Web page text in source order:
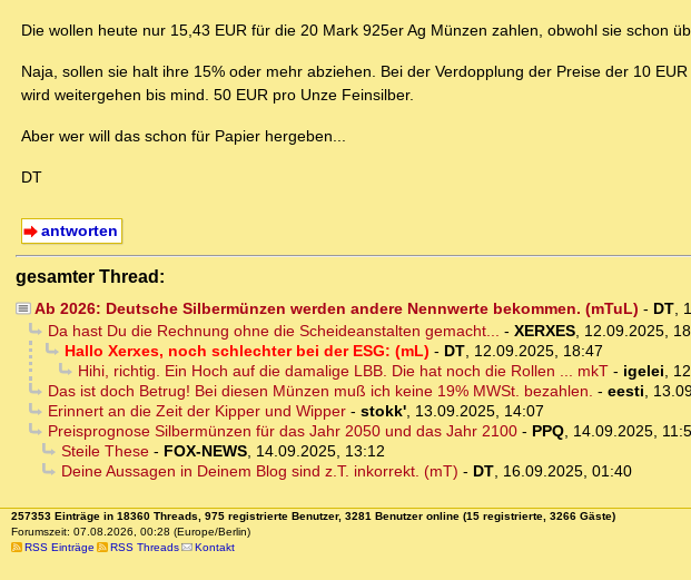
Die wollen heute nur 15,43 EUR für die 20 Mark 925er Ag Münzen zahlen, obwohl sie schon
Naja, sollen sie halt ihre 15% oder mehr abziehen. Bei der Verdopplung der Preise der 10
wird weitergehen bis mind. 50 EUR pro Unze Feinsilber.
Aber wer will das schon für Papier hergeben...
DT
antworten
gesamter Thread:
Ab 2026: Deutsche Silbermünzen werden andere Nennwerte bekommen. (mTuL) - DT,
Da hast Du die Rechnung ohne die Scheideanstalten gemacht... - XERXES, 12.09.2025,
Hallo Xerxes, noch schlechter bei der ESG: (mL) - DT, 12.09.2025, 18:47
Hihi, richtig. Ein Hoch auf die damalige LBB. Die hat noch die Rollen ... mkT- igelei,
Das ist doch Betrug! Bei diesen Münzen muß ich keine 19% MWSt. bezahlen. - eesti,
Erinnert an die Zeit der Kipper und Wipper- stokk', 13.09.2025, 14:07
Preisprognose Silbermünzen für das Jahr 2050 und das Jahr 2100- PPQ, 14.09.2025,
Steile These- FOX-NEWS, 14.09.2025, 13:12
Deine Aussagen in Deinem Blog sind z.T. inkorrekt. (mT) - DT, 16.09.2025, 01:40
257353 Einträge in 18360 Threads, 975 registrierte Benutzer, 3281 Benutzer online (15 registrierte, 3266 Gäste)
Forumszeit: 07.08.2026, 00:28 (Europe/Berlin)
RSS Einträge
RSS Threads Kontakt